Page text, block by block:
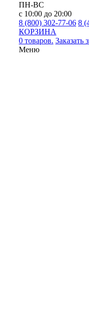
ПН-ВС
с 10:00 до 20:00
8 (800) 302-77-06 8
КОРЗИНА
0 товаров. Заказать
Меню